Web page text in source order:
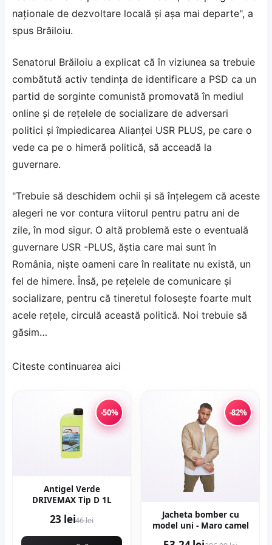
naţionale de dezvoltare locală şi aşa mai departe", a
spus Brăiloiu.
Senatorul Brăiloiu a explicat că în viziunea sa trebuie
combătută activ tendinţa de identificare a PSD ca un
partid de sorginte comunistă promovată în mediul
online şi de reţelele de socializare de adversari
politici şi împiedicarea Alianţei USR PLUS, pe care o
vede ca pe o himeră politică, să acceadă la
guvernare.
"Trebuie să deschidem ochii şi să înţelegem că aceste
alegeri ne vor contura viitorul pentru patru ani de
zile, în mod sigur. O altă problemă este o eventuală
guvernare USR -PLUS, ăştia care mai sunt în
România, nişte oameni care în realitate nu există, un
fel de himere. Însă, pe reţelele de comunicare şi
socializare, pentru că tineretul foloseşte foarte mult
acele reţele, circulă această politică. Noi trebuie să
găsim…
Citeste continuarea aici
-50%
Antigel Verde
DRIVEMAX Tip D 1L
23 lei46 lei
-82%
Jacheta bomber cu
model uni - Maro camel